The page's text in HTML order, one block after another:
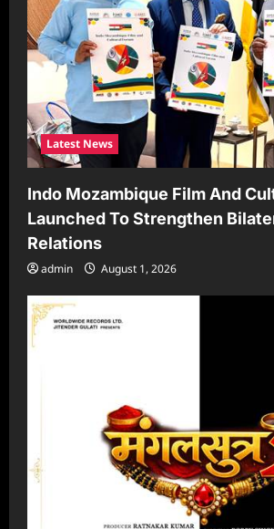
n
Latest News
Indo Mozambique Film And
Launched To Strengthen
Relations
admin August 1, 2026